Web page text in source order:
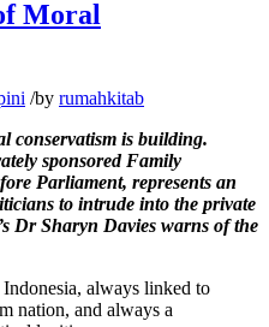
Moral
/by rumahkitab
conservatism is building.
sponsored Family
Parliament, represents an
to intrude into the private
Dr Sharyn Davies warns of the
always linked to
nation, and always a